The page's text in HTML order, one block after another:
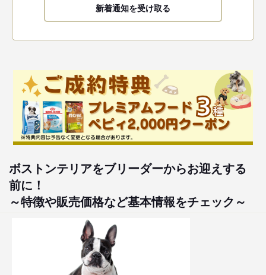
新着通知を受け取る
ボストンテリアをブリーダーからお迎えする
前に！
～特徴や販売価格など基本情報をチェック～